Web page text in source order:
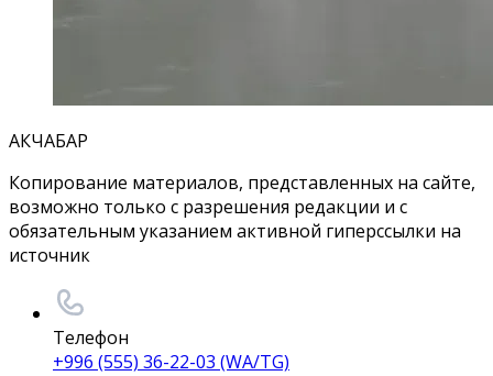
АКЧАБАР
Копирование материалов, представленных на сайте,
возможно только с разрешения редакции и с
обязательным указанием активной гиперссылки на
источник
Телефон
+996 (555) 36-22-03 (WA/TG)